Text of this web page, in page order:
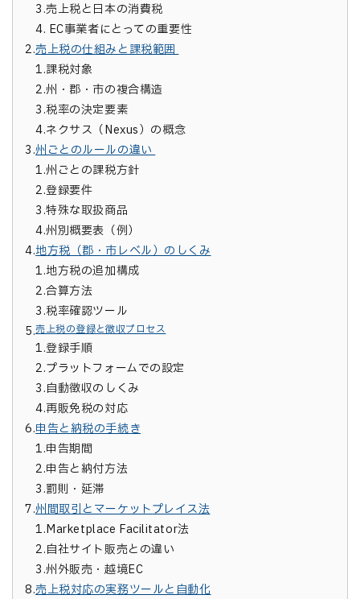
3.売上税と日本の消費税
4. EC事業者にとっての重要性
2.売上税の仕組みと課税範囲
1.課税対象
2.州・郡・市の複合構造
3.税率の決定要素
4.ネクサス（Nexus）の概念
3.州ごとのルールの違い
1.州ごとの課税方針
2.登録要件
3.特殊な取扱商品
4.州別概要表（例）
4.地方税（郡・市レベル）のしくみ
1.地方税の追加構成
2.合算方法
3.税率確認ツール
5.売上税の登録と徴収プロセス
1.登録手順
2.プラットフォームでの設定
3.自動徴収のしくみ
4.再販免税の対応
6.申告と納税の手続き
1.申告期間
2.申告と納付方法
3.罰則・延滞
7.州間取引とマーケットプレイス法
1.Marketplace Facilitator法
2.自社サイト販売との違い
3.州外販売・越境EC
8.売上税対応の実務ツールと自動化